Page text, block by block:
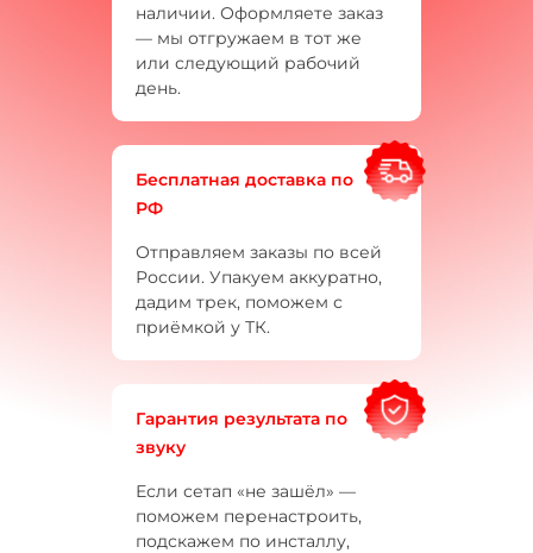
наличии. Оформляете заказ
— мы отгружаем в тот же
или следующий рабочий
день.
Бесплатная доставка по
РФ
Отправляем заказы по всей
России. Упакуем аккуратно,
дадим трек, поможем с
приёмкой у ТК.
Гарантия результата по
звуку
Если сетап «не зашёл» —
поможем перенастроить,
подскажем по инсталлу,